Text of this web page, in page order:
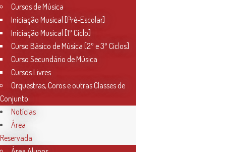
Cursos de Música
Iniciação Musical [Pré-Escolar]
Iniciação Musical [1º Ciclo]
Curso Básico de Música [2º e 3º Ciclos]
Curso Secundário de Música
Cursos Livres
Orquestras, Coros e outras Classes de
Conjunto
Notícias
Área
Reservada